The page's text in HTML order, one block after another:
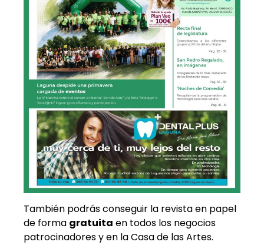
También podrás conseguir la revista en papel
de forma gratuita en todos los negocios
patrocinadores y en la Casa de las Artes.